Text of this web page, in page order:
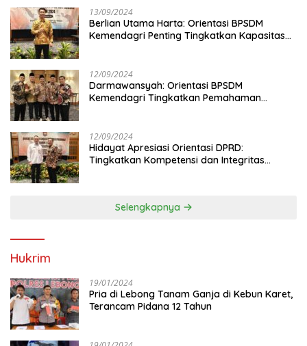
13/09/2024
Berlian Utama Harta: Orientasi BPSDM
Kemendagri Penting Tingkatkan Kapasitas
12/09/2024
Darmawansyah: Orientasi BPSDM
Kemendagri Tingkatkan Pemahaman
12/09/2024
Hidayat Apresiasi Orientasi DPRD:
Tingkatkan Kompetensi dan Integritas
Selengkapnya
Hukrim
19/01/2024
Pria di Lebong Tanam Ganja di Kebun Karet,
Terancam Pidana 12 Tahun